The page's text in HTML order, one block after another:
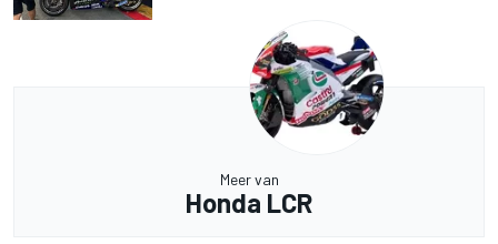
Meer van
Honda LCR